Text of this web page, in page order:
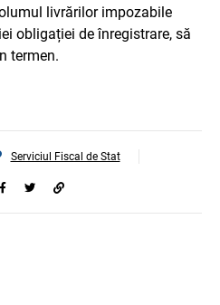
livrărilor impozabile
obligației de înregistrare, să
termen.
Serviciul Fiscal de Stat